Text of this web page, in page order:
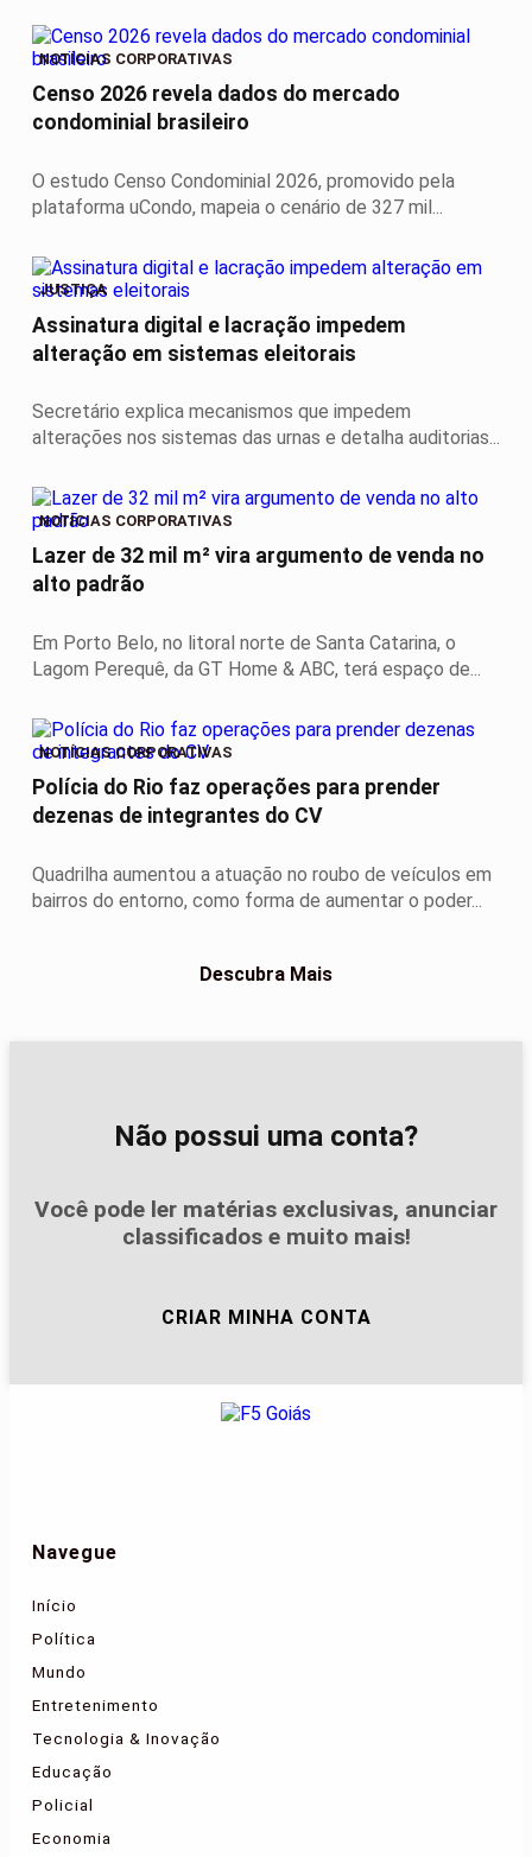
NOTÍCIAS CORPORATIVAS
Censo 2026 revela dados do mercado
condominial brasileiro
O estudo Censo Condominial 2026, promovido pela
plataforma uCondo, mapeia o cenário de 327 mil...
JUSTIÇA
Assinatura digital e lacração impedem
alteração em sistemas eleitorais
Secretário explica mecanismos que impedem
alterações nos sistemas das urnas e detalha auditorias...
NOTÍCIAS CORPORATIVAS
Lazer de 32 mil m² vira argumento de venda no
alto padrão
Em Porto Belo, no litoral norte de Santa Catarina, o
Lagom Perequê, da GT Home & ABC, terá espaço de...
NOTÍCIAS CORPORATIVAS
Polícia do Rio faz operações para prender
dezenas de integrantes do CV
Quadrilha aumentou a atuação no roubo de veículos em
bairros do entorno, como forma de aumentar o poder...
Descubra Mais
Não possui uma conta?
Você pode ler matérias exclusivas, anunciar
classificados e muito mais!
CRIAR MINHA CONTA
Navegue
Início
Política
Mundo
Entretenimento
Tecnologia & Inovação
Educação
Policial
Economia